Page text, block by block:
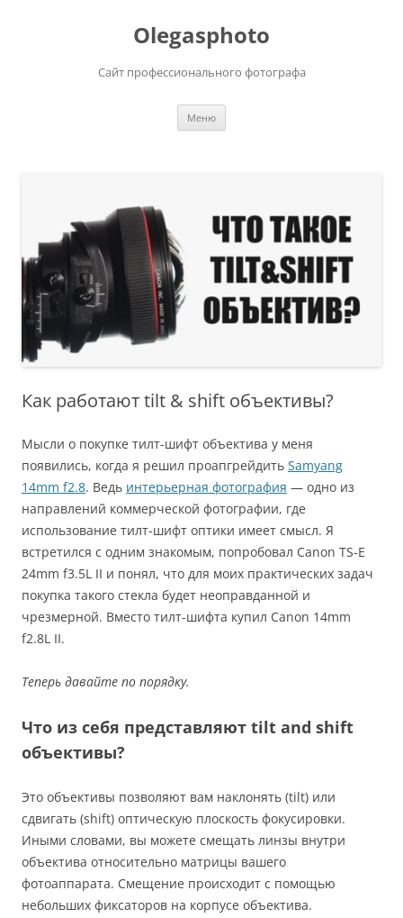
Olegasphoto
Сайт профессионального фотографа
Меню
Как работают tilt & shift объективы?
Мысли о покупке тилт-шифт объектива у меня
появились, когда я решил проапгрейдить Samyang
14mm f2.8. Ведь интерьерная фотография — одно из
направлений коммерческой фотографии, где
использование тилт-шифт оптики имеет смысл. Я
встретился с одним знакомым, попробовал Canon TS-E
24mm f3.5L II и понял, что для моих практических задач
покупка такого стекла будет неоправданной и
чрезмерной. Вместо тилт-шифта купил Canon 14mm
f2.8L II.
Теперь давайте по порядку.
Что из себя представляют tilt and shift
объективы?
Это объективы позволяют вам наклонять (tilt) или
сдвигать (shift) оптическую плоскость фокусировки.
Иными словами, вы можете смещать линзы внутри
объектива относительно матрицы вашего
фотоаппарата. Смещение происходит с помощью
небольших фиксаторов на корпусе объектива.